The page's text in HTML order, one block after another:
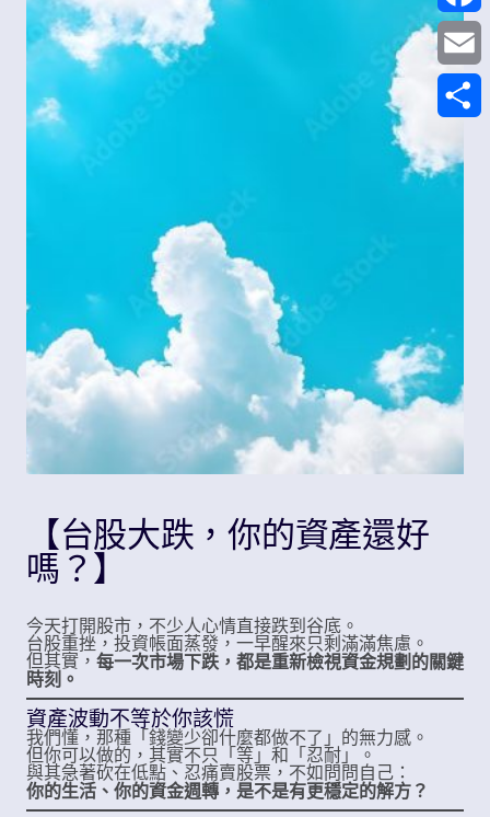
【台股大跌，你的資產還好
嗎？】
今天打開股市，不少人心情直接跌到谷底。
台股重挫，投資帳面蒸發，一早醒來只剩滿滿焦慮。
但其實， 每一次市場下跌，都是重新檢視資金規劃的關鍵
時刻。
資產波動不等於你該慌
我們懂，那種「錢變少卻什麼都做不了」的無力感。
但你可以做的，其實不只「等」和「忍耐」。
與其急著砍在低點、忍痛賣股票，不如問問自己：
你的生活、你的資金週轉，是不是有更穩定的解方？
Email